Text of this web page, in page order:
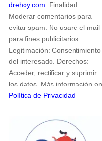
drehoy.com.
Finalidad:
Moderar comentarios para
evitar spam. No usaré el mail
para fines publicitarios.
Legitimación: Consentimiento
del interesado. Derechos:
Acceder, rectificar y suprimir
los datos. Más información en
Política de Privacidad